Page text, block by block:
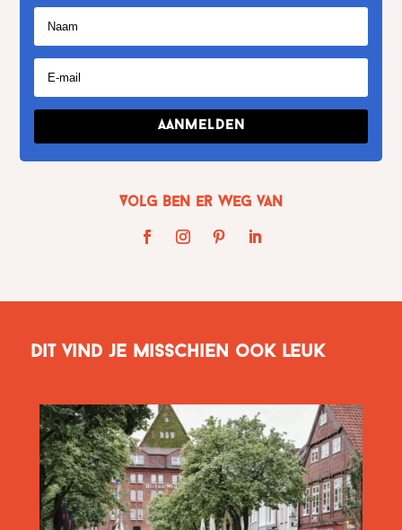
Aanmelden
Volg Ben er weg van
Dit vind je misschien ook leuk